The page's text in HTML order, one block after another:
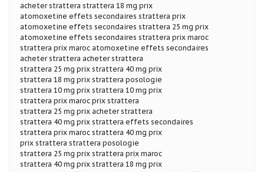
acheter strattera strattera 18 mg prix
atomoxetine effets secondaires strattera prix
atomoxetine effets secondaires strattera 25 mg prix
atomoxetine effets secondaires strattera prix maroc
strattera prix maroc atomoxetine effets secondaires
acheter strattera acheter strattera
strattera 25 mg prix strattera 40 mg prix
strattera 18 mg prix strattera posologie
strattera 10 mg prix strattera 10 mg prix
strattera prix maroc prix strattera
strattera 25 mg prix acheter strattera
strattera 40 mg prix strattera effets secondaires
strattera prix maroc strattera 40 mg prix
prix strattera strattera posologie
strattera 25 mg prix strattera prix maroc
strattera 40 mg prix strattera 18 mg prix